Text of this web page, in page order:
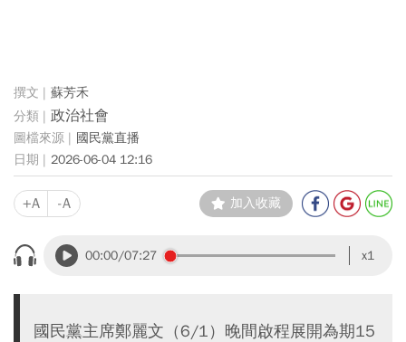
蘇芳禾
政治社會
國民黨直播
2026-06-04 12:16
+A -A 加入收藏
00:00/07:27 x1
國民黨主席鄭麗文（6/1）晚間啟程展開為期15